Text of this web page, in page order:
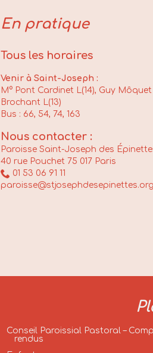
En pratique
Tous les horaires
Venir à Saint-Joseph :
M° Pont Cardinet L(14), Guy
Brochant L(13)
Bus : 66, 54, 74, 163
Nous contacter :
Paroisse Saint-Joseph des
40 rue Pouchet 75 017 Paris
 01 53 06 91 11
paroisse@stjosephdesepinettes.org
Conseil Paroissial Pastoral –
rendus